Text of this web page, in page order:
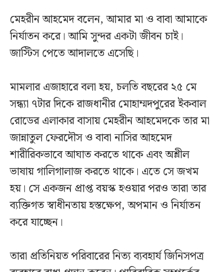
মেহরীন আহমেদ বলেন, আমার মা ও বাবা আমাকে
নির্যাতন করে। আমি সুন্দর একটা জীবন চাই।
জাস্টিস পেতে আদালতে এসেছি।
মামলার এজাহারে বলা হয়, চলতি বছরের ২৫ মে
সন্ধ্যা ৭টার দিকে রাজধানীর মোহাম্মদপুরের ইকবাল
রোডের এলাকার বাসায় মেহরীন আহমেদকে তার মা
জান্নাতুল ফেরদৌস ও বাবা নাসির আহমেদ
শারীরিকভাবে আঘাত করতে থাকে এবং অশ্লীল
ভাষায় গালিগালাজ করতে থাকে। এতে সে জখম
হয়। সে একজন প্রাপ্ত বয়স্ক হওয়ার পরও তারা তার
ব্যক্তিগত স্বাধীনতায় হস্তক্ষেপ, অপমান ও নির্যাতন
করে যাচ্ছেন।
তারা প্রতিনিয়ত পরিবারের নিত্য ব্যবহার্য জিনিসপত্র